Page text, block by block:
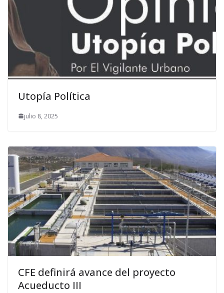
Utopía Política
julio 8, 2025
CFE definirá avance del proyecto
Acueducto III